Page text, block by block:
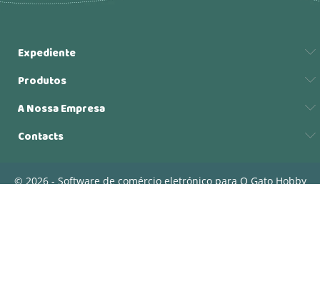
Expediente
Produtos
A Nossa Empresa
Contacts
© 2026 - Software de comércio eletrónico para O Gato Hobby